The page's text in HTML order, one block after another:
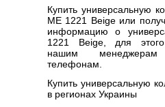
Купить универсальную
ME 1221 Beige или
информацию о
1221 Beige, для
нашим
телефонам.
Купить универсальную
в регионах Украины